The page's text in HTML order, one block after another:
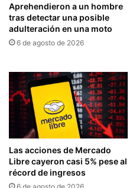
Aprehendieron a un hombre
tras detectar una posible
adulteración en una moto
6 de agosto de 2026
Las acciones de Mercado
Libre cayeron casi 5% pese al
récord de ingresos